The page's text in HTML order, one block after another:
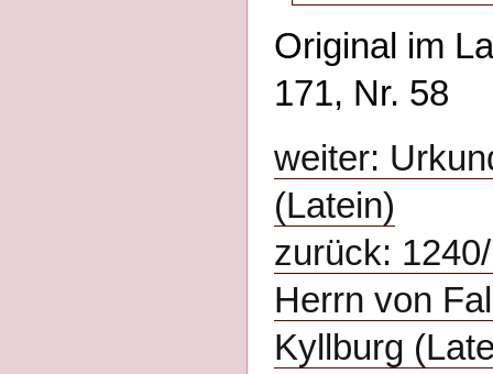
Original im
171, Nr. 58
weiter:
(Latein)
zurück:
Herrn von
Kyllburg